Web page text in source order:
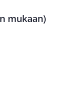
mukaan)